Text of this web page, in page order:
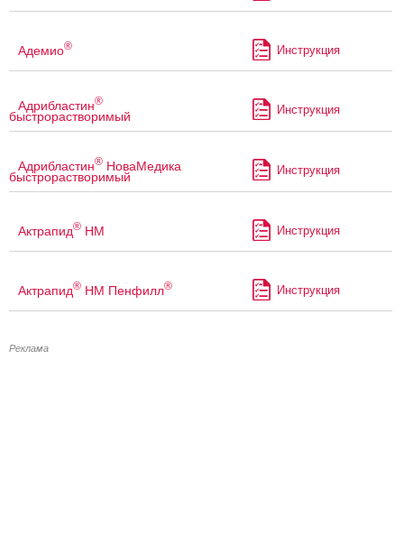
Адемио® Инструкция
Адрибластин®
быстрорастворимый Инструкция
Адрибластин® НоваМедика
быстрорастворимый Инструкция
Актрапид® НМ Инструкция
Актрапид® НМ Пенфилл® Инструкция
Реклама